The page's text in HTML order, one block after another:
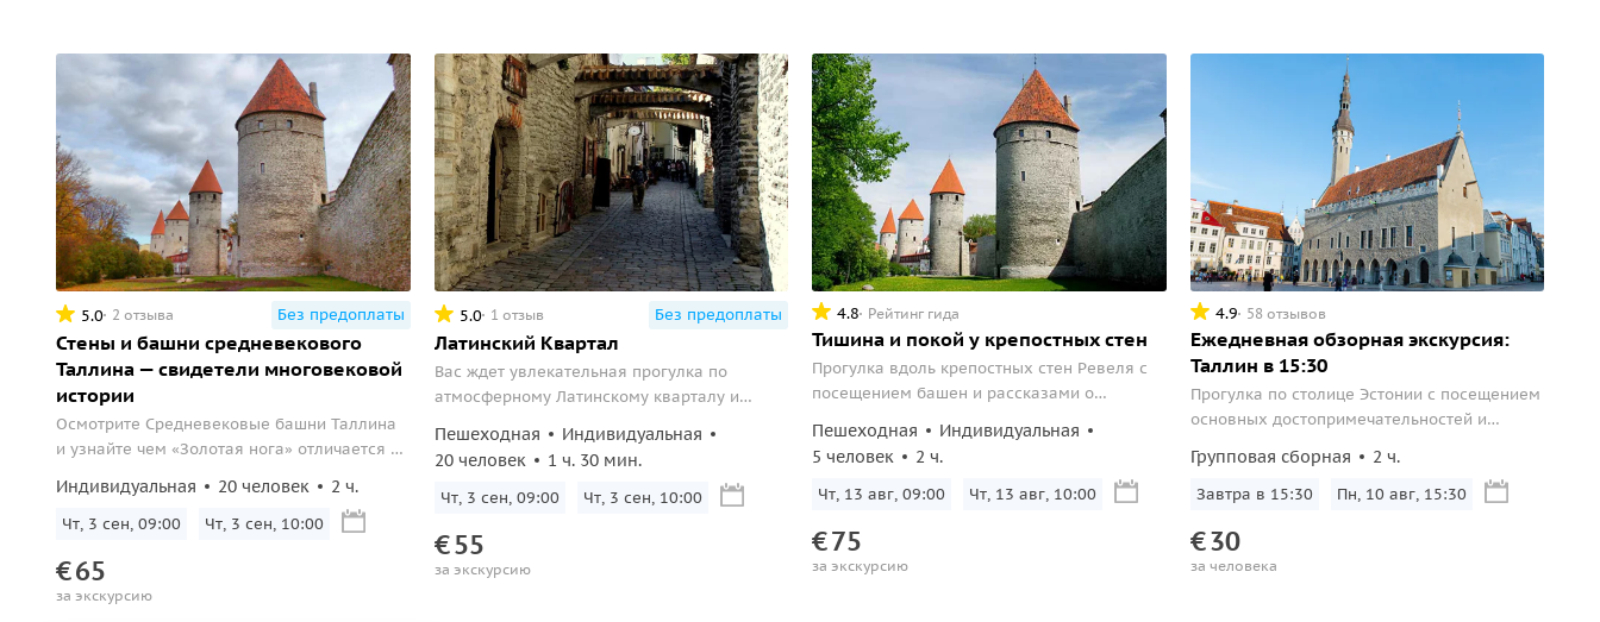
5.0 2 отзыва Без предоплаты
Стены и башни средневекового
Таллина — свидетели многовековой
истории
Осмотрите Средневековые башни Таллина
и узнайте чем «Золотая нога» отличается от
Индивидуальная 20 человек 2 ч.
Чт, 3 сен, 09:00 Чт, 3 сен, 10:00
€65
за экскурсию
5.0 1 отзыв Без предоплаты
Латинский Квартал
Вас ждет увлекательная прогулка по
атмосферному Латинскому кварталу и
доминиканцев.
Пешеходная
Индивидуальная
20 человек
1 ч. 30 мин.
Чт, 3 сен, 09:00 Чт, 3 сен, 10:00
€55
за экскурсию
4.8 Рейтинг гида
Тишина и покой у крепостных стен
Прогулка вдоль крепостных стен Ревеля с
посещением башен и рассказами о
города
Пешеходная
Индивидуальная
5 человек
2 ч.
Чт, 13 авг, 09:00 Чт, 13 авг, 10:00
€75
за экскурсию
4.9 58 отзывов
Ежедневная обзорная экскурсия:
Таллин в 15:30
Прогулка по столице Эстонии с посещением
основных достопримечательностей и
Групповая сборная 2 ч.
Завтра в 15:30 Пн, 10 авг, 15:30
€30
за человека